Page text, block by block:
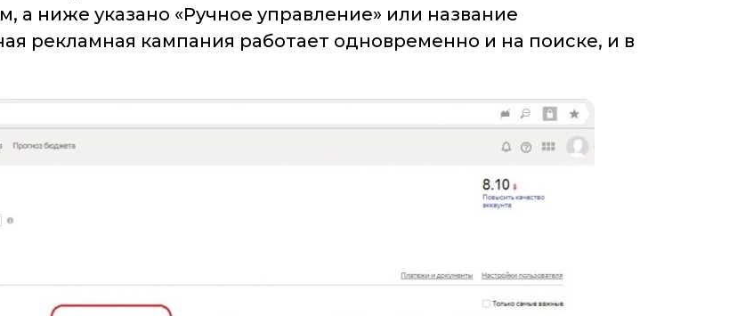
а ниже указано «Ручное управление» или название
рекламная кампания работает одновременно и на поиске, и в